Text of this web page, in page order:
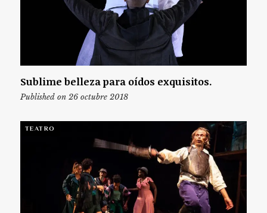
Sublime belleza para oídos exquisitos.
Published on 26 octubre 2018
TEATRO